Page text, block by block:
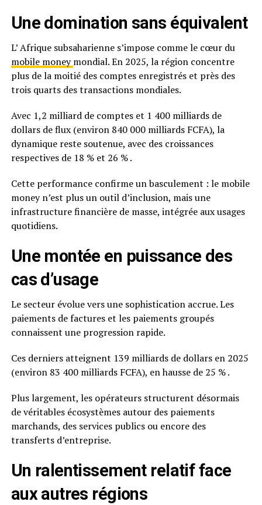
Une domination sans équivalent
L’ Afrique subsaharienne s’impose comme le cœur du
mobile moneymondial. En 2025, la région concentre
plus de la moitié des comptes enregistrés et près des
trois quarts des transactions mondiales.
Avec 1,2 milliard de comptes et 1 400 milliards de
dollars de flux (environ 840 000 milliards FCFA), la
dynamique reste soutenue, avec des croissances
respectives de 18 % et 26 % .
Cette performance confirme un basculement : le mobile
money n’est plus un outil d’inclusion, mais une
infrastructure financière de masse, intégrée aux usages
quotidiens.
Une montée en puissance des
cas d’usage
Le secteur évolue vers une sophistication accrue. Les
paiements de factures et les paiements groupés
connaissent une progression rapide.
Ces derniers atteignent 139 milliards de dollars en 2025
(environ 83 400 milliards FCFA), en hausse de 25 % .
Plus largement, les opérateurs structurent désormais
de véritables écosystèmes autour des paiements
marchands, des services publics ou encore des
transferts d’entreprise.
Un ralentissement relatif face
aux autres régions